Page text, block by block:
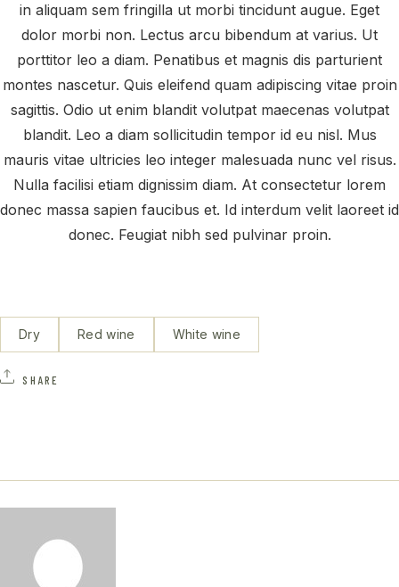
in aliquam sem fringilla ut morbi tincidunt augue. Eget
dolor morbi non. Lectus arcu bibendum at varius. Ut
porttitor leo a diam. Penatibus et magnis dis parturient
montes nascetur. Quis eleifend quam adipiscing vitae proin
sagittis. Odio ut enim blandit volutpat maecenas volutpat
blandit. Leo a diam sollicitudin tempor id eu nisl. Mus
mauris vitae ultricies leo integer malesuada nunc vel risus.
Nulla facilisi etiam dignissim diam. At consectetur lorem
donec massa sapien faucibus et. Id interdum velit laoreet id
donec. Feugiat nibh sed pulvinar proin.
Dry Red wine White wine
SHARE